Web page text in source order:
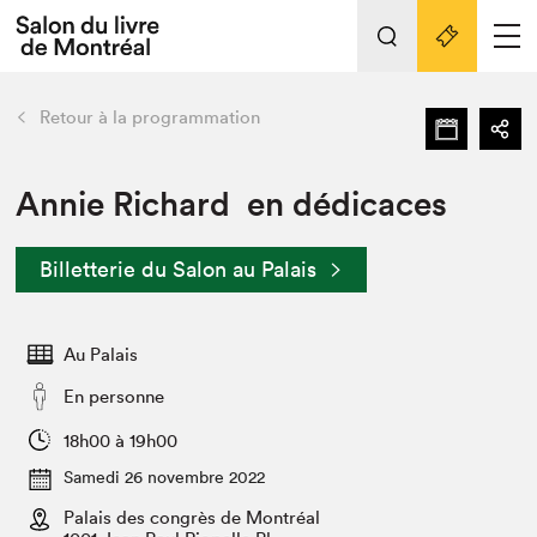
Espace médias
Espace exposant⋅e⋅s
Tout sur l'édition 2022
Actualités
Vidéos et Balados
Club de lecture Braindate
retour Nos activités
Édition 2022
Nous connaître
Projets partenaires 2022
Archives
Liens pratiques
Retour à la programmation
Annie Richard en dédicaces
Billetterie du Salon au Palais
Au Palais
En personne
18h00 à 19h00
Samedi 26 novembre 2022
Palais des congrès de Montréal